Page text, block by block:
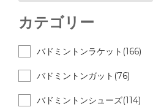
カテゴリー
バドミントンラケット(166)
バドミントンガット(76)
バドミントンシューズ(114)